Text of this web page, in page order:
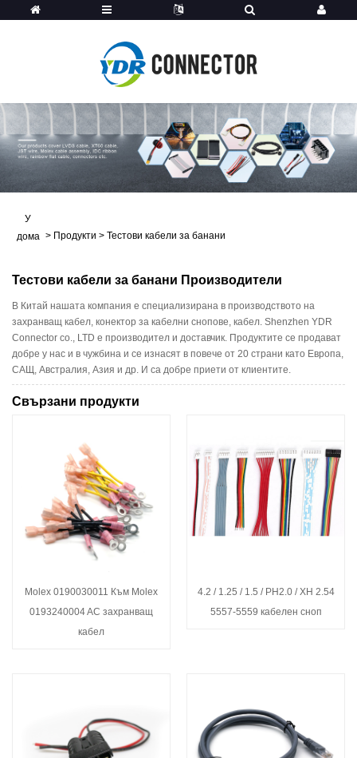
У
дома > Продукти > Тестови кабели за банани
Тестови кабели за банани Производители
В Китай нашата компания е специализирана в производството на
захранващ кабел, конектор за кабелни снопове, кабел. Shenzhen YDR
Connector co., LTD е производител и доставчик. Продуктите се продават
добре у нас и в чужбина и се изнасят в повече от 20 страни като Европа,
САЩ, Австралия, Азия и др. И са добре приети от клиентите.
Свързани продукти
Molex 0190030011 Към Molex
0193240004 AC захранващ
кабел
4.2 / 1.25 / 1.5 / PH2.0 / XH 2.54
5557-5559 кабелен сноп